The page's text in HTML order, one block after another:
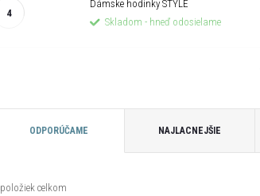
Dámske hodinky STYLE
Skladom - hneď odosielame
ODPORÚČAME NAJLACNEJŠIE
položiek celkom